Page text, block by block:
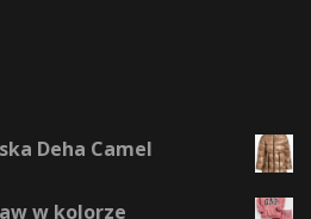
Deha Camel
w kolorze